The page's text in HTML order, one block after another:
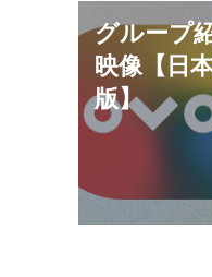
グループ
映像【日
版】